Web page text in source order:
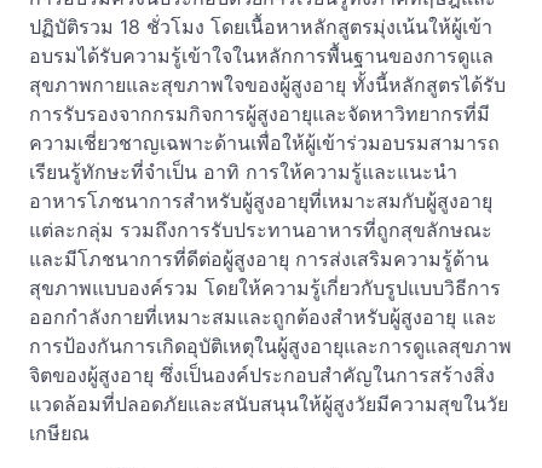
ปฏิบัติรวม 18 ชั่วโมง โดยเนื้อหาหลักสูตรมุ่งเน้นให้ผู้เข้า
อบรมได้รับความรู้เข้าใจในหลักการพื้นฐานของการดูแล
สุขภาพกายและสุขภาพใจของผู้สูงอายุ ทั้งนี้หลักสูตรได้รับ
การรับรองจากกรมกิจการผู้สูงอายุและจัดหาวิทยากรที่มี
ความเชี่ยวชาญเฉพาะด้านเพื่อให้ผู้เข้าร่วมอบรมสามารถ
เรียนรู้ทักษะที่จำเป็น อาทิ การให้ความรู้และแนะนำ
อาหารโภชนาการสำหรับผู้สูงอายุที่เหมาะสมกับผู้สูงอายุ
แต่ละกลุ่ม รวมถึงการรับประทานอาหารที่ถูกสุขลักษณะ
และมีโภชนาการที่ดีต่อผู้สูงอายุ การส่งเสริมความรู้ด้าน
สุขภาพแบบองค์รวม โดยให้ความรู้เกี่ยวกับรูปแบบวิธีการ
ออกกำลังกายที่เหมาะสมและถูกต้องสำหรับผู้สูงอายุ และ
การป้องกันการเกิดอุบัติเหตุในผู้สูงอายุและการดูแลสุขภาพ
จิตของผู้สูงอายุ ซึ่งเป็นองค์ประกอบสำคัญในการสร้างสิ่ง
แวดล้อมที่ปลอดภัยและสนับสนุนให้ผู้สูงวัยมีความสุขในวัย
เกษียณ